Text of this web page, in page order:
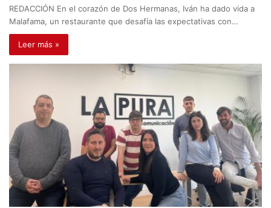
REDACCIÓN En el corazón de Dos Hermanas, Iván ha dado vida a
Malafama, un restaurante que desafía las expectativas con…
Leer más »